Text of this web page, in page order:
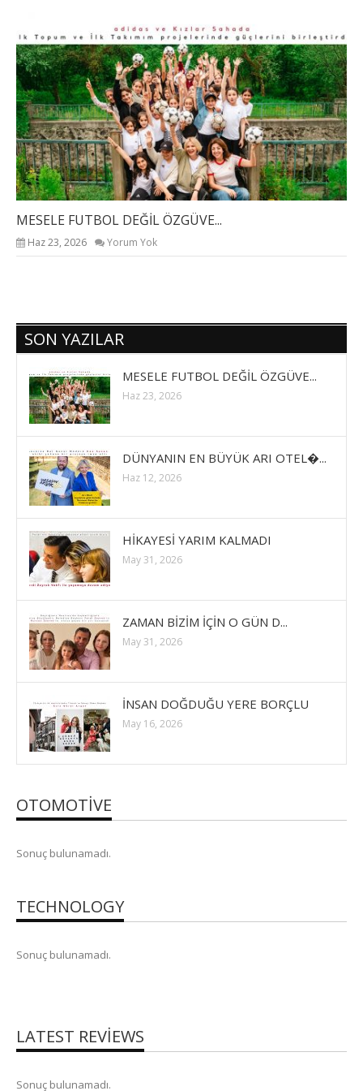
MESELE FUTBOL DEĞİL ÖZGÜVE...
Haz 23, 2026 Yorum Yok
SON YAZILAR
MESELE FUTBOL DEĞİL ÖZGÜVE...
Haz 23, 2026
DÜNYANIN EN BÜYÜK ARI OTEL�...
Haz 12, 2026
HİKAYESİ YARIM KALMADI
May 31, 2026
ZAMAN BİZİM İÇİN O GÜN D...
May 31, 2026
İNSAN DOĞDUĞU YERE BORÇLU
May 16, 2026
OTOMOTIVE
Sonuç bulunamadı.
TECHNOLOGY
Sonuç bulunamadı.
LATEST REVIEWS
Sonuç bulunamadı.